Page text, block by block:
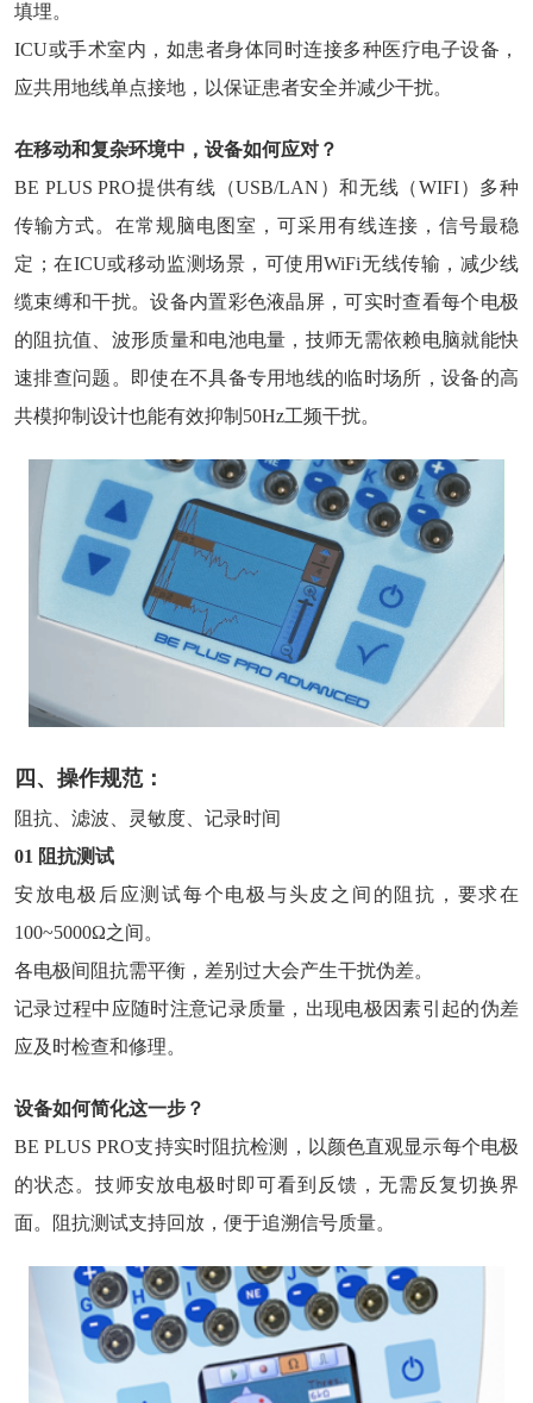
填埋。
ICU或手术室内，如患者身体同时连接多种医疗电子设备，
应共用地线单点接地，以保证患者安全并减少干扰。
在移动和复杂环境中，设备如何应对？
BE PLUS PRO提供有线（USB/LAN）和无线（WIFI）多种
传输方式。在常规脑电图室，可采用有线连接，信号最稳
定；在ICU或移动监测场景，可使用WiFi无线传输，减少线
缆束缚和干扰。设备内置彩色液晶屏，可实时查看每个电极
的阻抗值、波形质量和电池电量，技师无需依赖电脑就能快
速排查问题。即使在不具备专用地线的临时场所，设备的高
共模抑制设计也能有效抑制50Hz工频干扰。
四、操作规范：
阻抗、滤波、灵敏度、记录时间
01 阻抗测试
安放电极后应测试每个电极与头皮之间的阻抗，要求在
100~5000Ω之间。
各电极间阻抗需平衡，差别过大会产生干扰伪差。
记录过程中应随时注意记录质量，出现电极因素引起的伪差
应及时检查和修理。
设备如何简化这一步？
BE PLUS PRO支持实时阻抗检测，以颜色直观显示每个电极
的状态。技师安放电极时即可看到反馈，无需反复切换界
面。阻抗测试支持回放，便于追溯信号质量。